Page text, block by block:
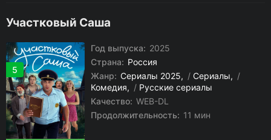
Участковый Саша
5
Год выпуска: 2025
Страна: Россия
Жанр: Сериалы 2025 / Сериалы
/
Комедия
/ Русские сериалы
Качество: WEB-DL
Продолжительность: 11 мин